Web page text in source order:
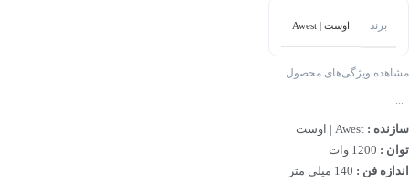
برند اوست | Awest
مشاهده ویژگی‌های محصول
...
سازنده :
توان :
اندازه فن :